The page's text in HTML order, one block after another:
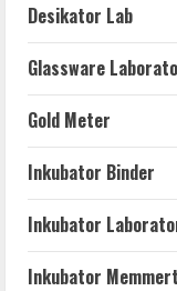
Desikator Lab
Glassware
Gold Meter
Inkubator Binder
Inkubator
Inkubator Memmert